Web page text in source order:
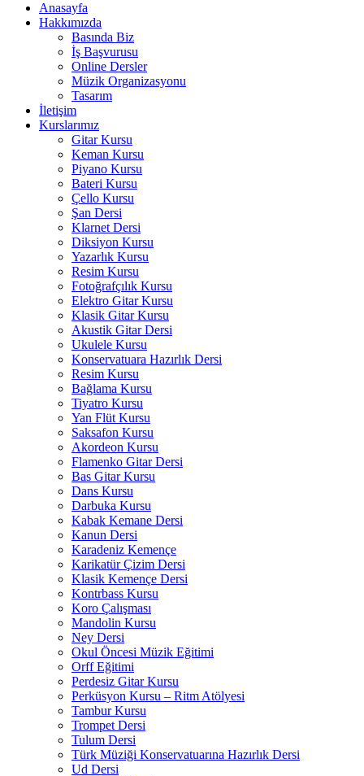
Anasayfa
Hakkımızda
Basında Biz
İş Başvurusu
Online Dersler
Müzik Organizasyonu
Tasarım
İletişim
Kurslarımız
Gitar Kursu
Keman Kursu
Piyano Kursu
Bateri Kursu
Çello Kursu
Şan Dersi
Klarnet Dersi
Diksiyon Kursu
Yazarlık Kursu
Resim Kursu
Fotoğrafçılık Kursu
Elektro Gitar Kursu
Klasik Gitar Kursu
Akustik Gitar Dersi
Ukulele Kursu
Konservatuara Hazırlık Dersi
Resim Kursu
Bağlama Kursu
Tiyatro Kursu
Yan Flüt Kursu
Saksafon Kursu
Akordeon Kursu
Flamenko Gitar Dersi
Bas Gitar Kursu
Dans Kursu
Darbuka Kursu
Kabak Kemane Dersi
Kanun Dersi
Karadeniz Kemençe
Karikatür Çizim Dersi
Klasik Kemençe Dersi
Kontrbass Kursu
Koro Çalışması
Mandolin Kursu
Ney Dersi
Okul Öncesi Müzik Eğitimi
Orff Eğitimi
Perdesiz Gitar Kursu
Perküsyon Kursu – Ritm Atölyesi
Tambur Kursu
Trompet Dersi
Tulum Dersi
Türk Müziği Konservatuarına Hazırlık Dersi
Ud Dersi